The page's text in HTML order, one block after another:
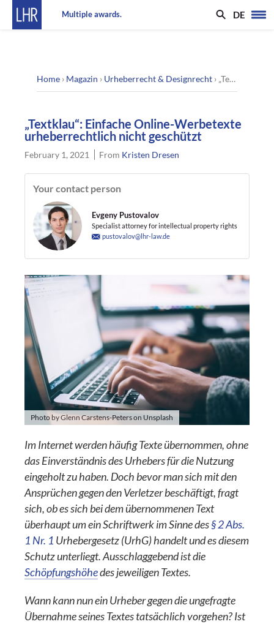
Multiple awards. DE
Home › Magazin › Urheberrecht & Designrecht › „Textklau“: Einfache Online-Werbetexte urheberrechtlich nicht geschützt
„Textklau“: Einfache Online-Werbetexte
urheberrechtlich nicht geschützt
February 1, 2021 From Kristen Dresen
Your contact person
Evgeny Pustovalov
Specialist attorney for intellectual property rights
pustovalov@lhr-law.de
Photo by Glenn Carstens-Peters on Unsplash
Im Internet werden häufig Texte übernommen, ohne
das Einverständnis des Urhebers für die Nutzung
eingeholt zu haben. Doch bevor man sich mit den
Ansprüchen gegen den Verletzer beschäftigt, fragt
sich, ob es sich bei dem übernommenen Text
überhaupt um ein Schriftwerk im Sinne des§ 2 Abs.
1 Nr. 1 Urhebergesetz (UrhG) handelt und es diesem
Schutz unterliegt. Ausschlaggebend ist die
Schöpfungshöhedes jeweiligen Textes.
Wann kann nun ein Urheber gegen die ungefragte
Übernahme seines Textes tatsächlich vorgehen? Ist